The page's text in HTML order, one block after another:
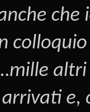
che
e,